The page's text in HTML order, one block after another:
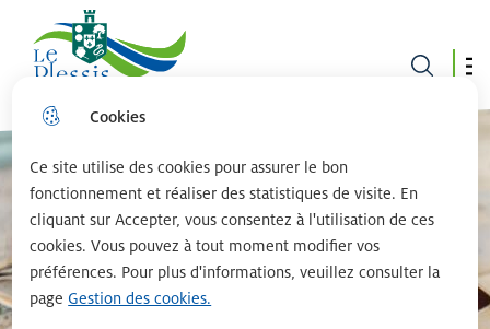
Cookies
Ce site utilise des cookies pour assurer le bon
fonctionnement et réaliser des statistiques de visite. En
cliquant sur Accepter, vous consentez à l'utilisation de ces
cookies. Vous pouvez à tout moment modifier vos
préférences. Pour plus d'informations, veuillez consulter la
page Gestion des cookies.
Aller
menu
principal
Le plessis robinson